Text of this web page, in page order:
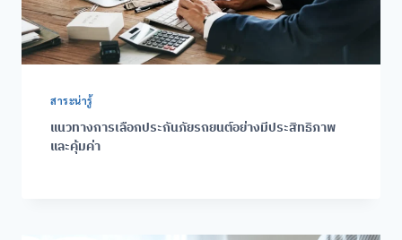
สาระน่ารู้
แนวทางการเลือกประกันภัยรถยนต์อย่างมีประสิทธิภาพ
และคุ้มค่า